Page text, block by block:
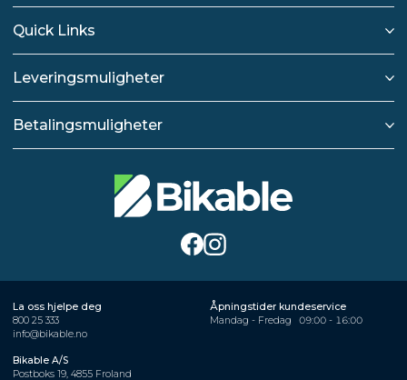
Quick Links
Leveringsmuligheter
Betalingsmuligheter
La oss hjelpe deg
800 25 333
info@bikable.no
Åpningstider kundeservice
Mandag - Fredag
09:00 - 16:00
Bikable A/S
Postboks 19, 4855 Froland